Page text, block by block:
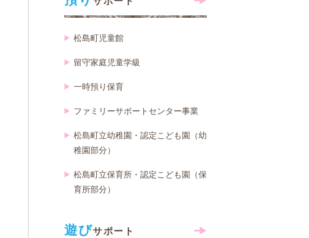
松島町児童館
留守家庭児童学級
一時預り保育
ファミリーサポートセンター事業
松島町立幼稚園・認定こども園（幼
稚園部分）
松島町立保育所・認定こども園（保
育所部分）
遊びサポート